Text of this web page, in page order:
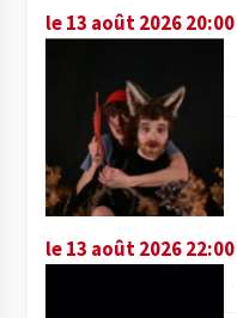
le 13 août 2026 20:00
le 13 août 2026 22:00